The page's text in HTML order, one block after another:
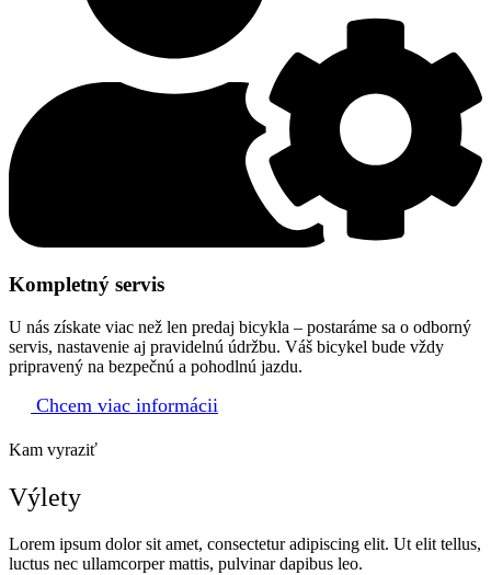
Kompletný servis
U nás získate viac než len predaj bicykla – postaráme sa o odborný
servis, nastavenie aj pravidelnú údržbu. Váš bicykel bude vždy
pripravený na bezpečnú a pohodlnú jazdu.
Chcem viac informácii
Kam vyraziť
Výlety
Lorem ipsum dolor sit amet, consectetur adipiscing elit. Ut elit tellus,
luctus nec ullamcorper mattis, pulvinar dapibus leo.